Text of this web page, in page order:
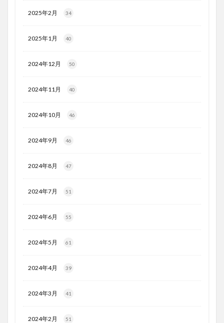
2025年2月 34
2025年1月 40
2024年12月 50
2024年11月 40
2024年10月 46
2024年9月 46
2024年8月 47
2024年7月 51
2024年6月 55
2024年5月 61
2024年4月 39
2024年3月 41
2024年2月 51